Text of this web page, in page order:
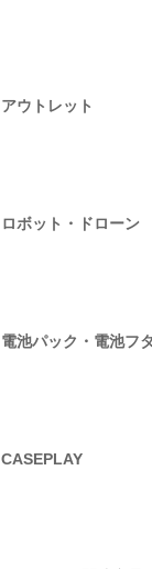
アウトレット
ロボット・ドローン
電池パック・電池フ
CASEPLAY